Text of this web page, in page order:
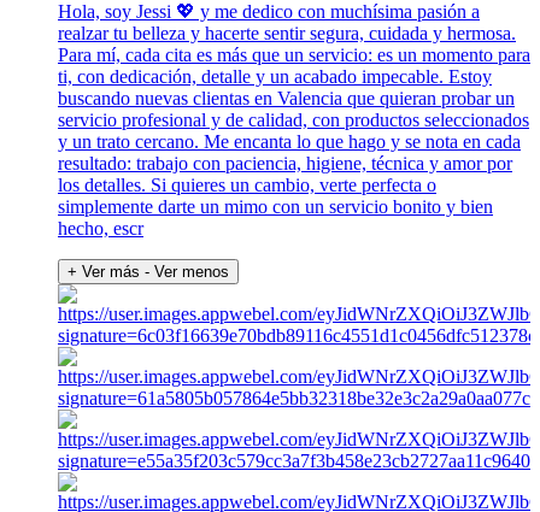
Hola, soy Jessi 💖 y me dedico con muchísima pasión a
realzar tu belleza y hacerte sentir segura, cuidada y hermosa.
Para mí, cada cita es más que un servicio: es un momento para
ti, con dedicación, detalle y un acabado impecable. Estoy
buscando nuevas clientas en Valencia que quieran probar un
servicio profesional y de calidad, con productos seleccionados
y un trato cercano. Me encanta lo que hago y se nota en cada
resultado: trabajo con paciencia, higiene, técnica y amor por
los detalles. Si quieres un cambio, verte perfecta o
simplemente darte un mimo con un servicio bonito y bien
hecho, escr
+ Ver más - Ver menos